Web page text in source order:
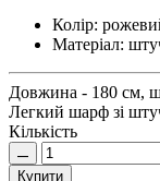
Колір:
Матеріал:
Довжина - 180 см,
Легкий шарф зі
Кількість
Купити